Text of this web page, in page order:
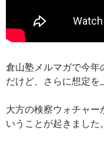
倉山塾メルマガで今年
だけど、さらに想定を
大方の検察ウォチャー
いうことが起きました